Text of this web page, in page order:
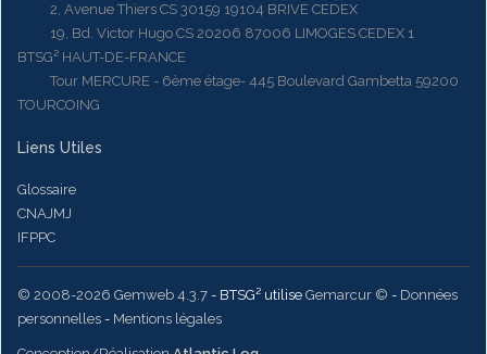
2, Avenue Thiers CS 30159 19104 BRIVE CEDEX
19, Bd. Victor Hugo CS 20206 87006 LIMOGES CEDEX 1
BTSG² HAUT-DE-FRANCE
Tour MERCURE - 6ème étage- 445 Boulevard Gambetta 59200
TOURCOING
Liens Utiles
Glossaire
CNAJMJ
IFPPC
© 2008-2026 Gemweb 4.3.7 - BTSG² utilise Gemarcur © - Données
personnelles - Mentions légales